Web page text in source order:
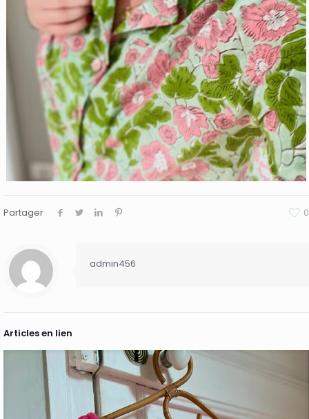
Partager 0
admin456
Articles en lien